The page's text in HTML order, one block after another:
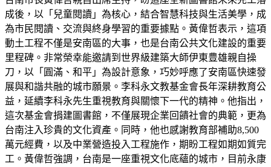
成後，以「兒童閱讀」為核心，結合智慧科技與生活美學，成
為市民閱讀、交流與終身學習的重要據點。黃偉哲表示，這項
動土工程不僅是安南區的大事，也是台南公共文化建設的重要
里程碑。非常榮幸能邀請到世界級建築大師伊東豊雄親自操
刀，以「圓滿、和平」為設計意象，巧妙呼應了安南區快速發
展與和諧共融的城市願景。李科永文教基金會長年深耕教育公
益，延續李科永先生重視教育與關懷下一代的精神。他指出，
這次基金會捐建圖書館，不僅展現企業回饋社會的典範，更為
台南注入珍貴的文化資產。同時，他也感謝教育部補助8,500
萬元經費，以及中業營造投入工程施作，期盼工程如期如質完
工。黃偉哲強調，台南是一座重視文化底蘊的城市，目前永康